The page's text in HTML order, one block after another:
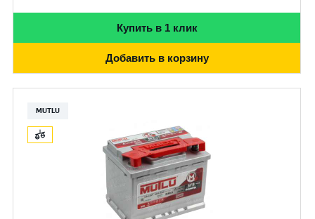
Купить в 1 клик
Добавить в корзину
MUTLU